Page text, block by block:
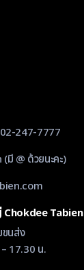
02-247-7777
(มี @ ด้วยนะคะ)
Chokdee Tabien
นส่ง
17.30 น.